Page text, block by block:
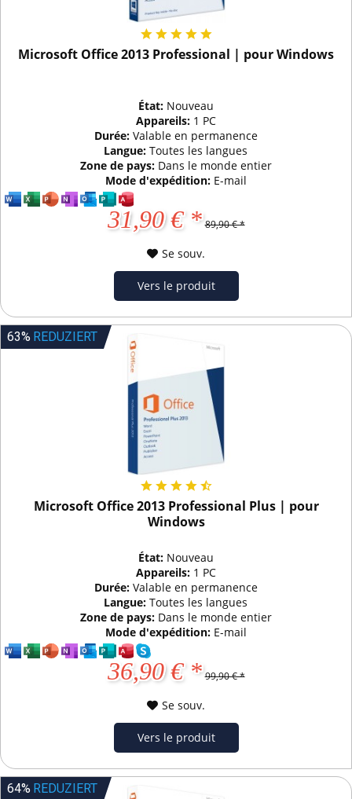
Microsoft Office 2013 Professional | pour Windows
État: Nouveau
Appareils: 1 PC
Durée: Valable en permanence
Langue:Toutes les langues
Zone de pays: Dans le monde entier
Mode d'expédition: E-mail
31,90 € * 89,90 € *
Se souv.
Vers le produit
63% REDUZIERT
Microsoft Office 2013 Professional Plus | pour
Windows
État: Nouveau
Appareils: 1 PC
Durée: Valable en permanence
Langue:Toutes les langues
Zone de pays: Dans le monde entier
Mode d'expédition: E-mail
36,90 € * 99,90 € *
Se souv.
Vers le produit
64% REDUZIERT